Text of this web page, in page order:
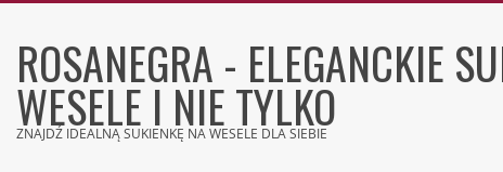
contentROSANEGRA - ELEGANCKIE
WESELE I NIE TYLKO
ZNAJDŹ IDEALNĄ SUKIENKĘ NA WESELE DLA SIEBIE